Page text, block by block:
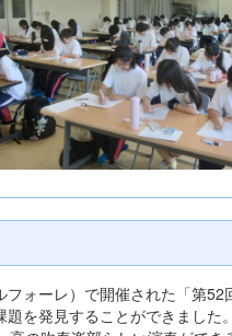
ォーレ）で開催された「第
を発見することができました